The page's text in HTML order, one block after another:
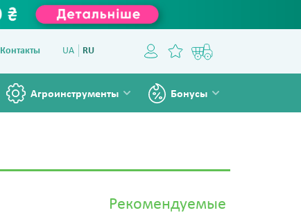
Контакты UA RU
Агроинструменты Бонусы
Рекомендуемые